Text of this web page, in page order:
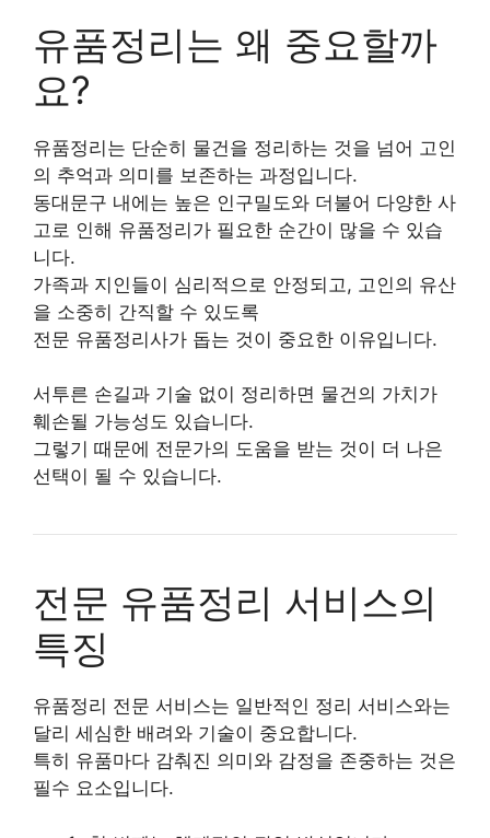
유품정리는 왜 중요할까
요?
유품정리는 단순히 물건을 정리하는 것을 넘어 고인
의 추억과 의미를 보존하는 과정입니다.
동대문구 내에는 높은 인구밀도와 더불어 다양한 사
고로 인해 유품정리가 필요한 순간이 많을 수 있습
니다.
가족과 지인들이 심리적으로 안정되고, 고인의 유산
을 소중히 간직할 수 있도록
전문 유품정리사가 돕는 것이 중요한 이유입니다.
서투른 손길과 기술 없이 정리하면 물건의 가치가
훼손될 가능성도 있습니다.
그렇기 때문에 전문가의 도움을 받는 것이 더 나은
선택이 될 수 있습니다.
전문 유품정리 서비스의
특징
유품정리 전문 서비스는 일반적인 정리 서비스와는
달리 세심한 배려와 기술이 중요합니다.
특히 유품마다 감춰진 의미와 감정을 존중하는 것은
필수 요소입니다.